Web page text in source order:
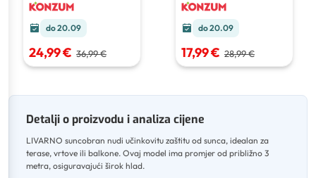
do 20.09
24,99 € 36,99 €
do 20.09
17,99 € 28,99 €
Detalji o proizvodu i analiza cijene
LIVARNO suncobran nudi učinkovitu zaštitu od sunca, idealan za
terase, vrtove ili balkone. Ovaj model ima promjer od približno 3
metra, osiguravajući širok hlad.